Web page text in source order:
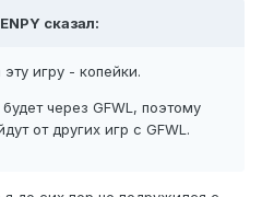
сказал:
игру - копейки.
через GFWL, поэтому
от других игр с GFWL.